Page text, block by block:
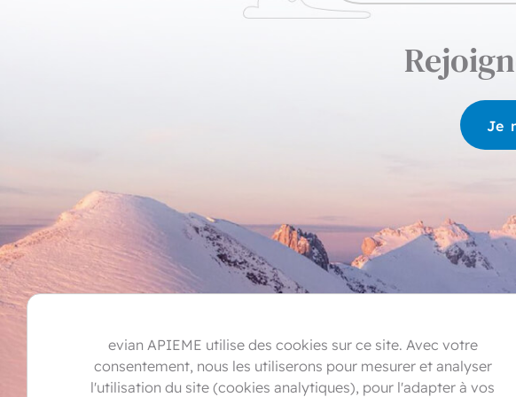
Je
evian APIEME utilise des cookies sur ce site. Avec votre
consentement, nous les utiliserons pour mesurer et analyser
l'utilisation du site (cookies analytiques), pour l'adapter à vos